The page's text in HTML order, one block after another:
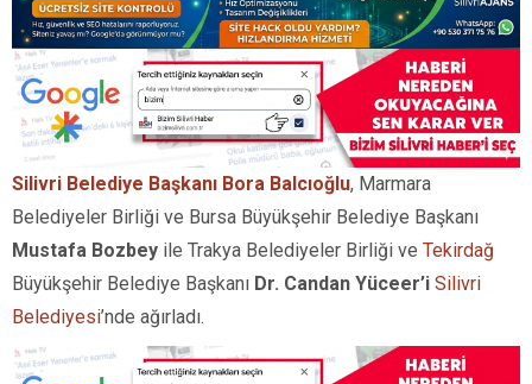
Silivri Belediye Başkanı Bora Balcıoğlu, Marmara
Belediyeler Birliği ve Bursa Büyükşehir Belediye Başkanı
Mustafa Bozbey ile Trakya Belediyeler Birliği ve Tekirdağ
Büyükşehir Belediye Başkanı Dr. Candan Yüceer’i Silivri
Belediyesi’nde ağırladı.